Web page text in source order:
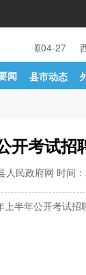
04-27
闻 县市动态
开考试
人民政府网 时间
半年公开考试